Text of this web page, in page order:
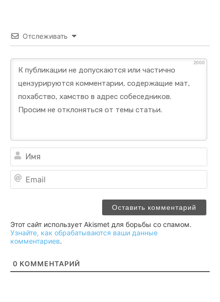
Отслеживать
2000
Этот сайт использует Akismet для борьбы со спамом.
Узнайте, как обрабатываются ваши данные
комментариев.
0 КОММЕНТАРИЙ